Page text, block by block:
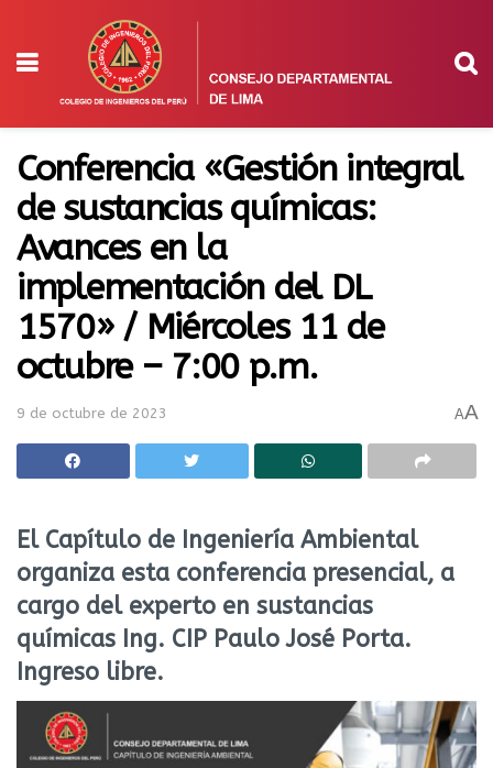
Conferencia «Gestión integral
de sustancias químicas:
Avances en la
implementación del DL
1570» / Miércoles 11 de
octubre – 7:00 p.m.
9 de octubre de 2023 AA
El Capítulo de Ingeniería Ambiental
organiza esta conferencia presencial, a
cargo del experto en sustancias
químicas Ing. CIP Paulo José Porta.
Ingreso libre.